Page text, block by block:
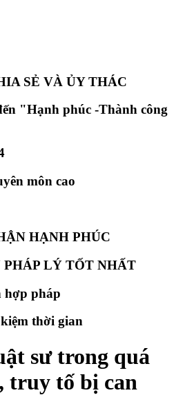
SẺ VÀ ỦY THÁC
"Hạnh phúc -Thành công
môn cao
HẠNH PHÚC
PHÁP LÝ TỐT NHẤT
hợp pháp
thời gian
sư trong quá
truy tố bị can